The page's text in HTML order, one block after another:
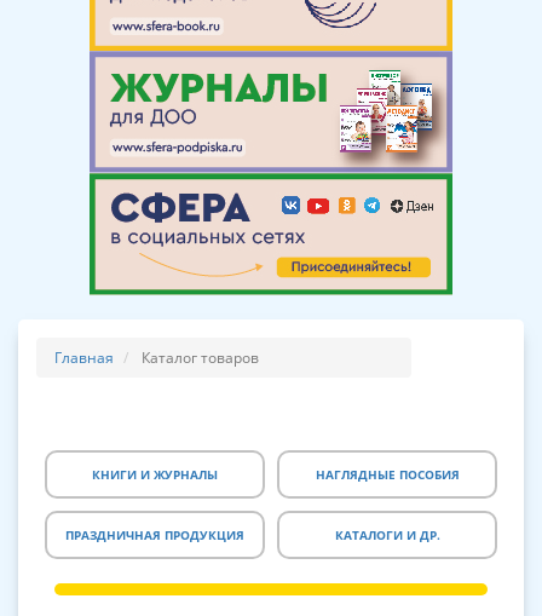
Главная Каталог товаров
КНИГИ И ЖУРНАЛЫ НАГЛЯДНЫЕ ПОСОБИЯ
ПРАЗДНИЧНАЯ ПРОДУКЦИЯ КАТАЛОГИ И ДР.